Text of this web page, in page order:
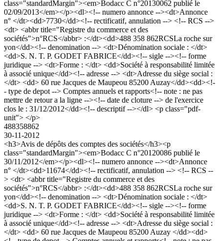
class="standardMargin"><em>Bodacc C n°20130062 publié le
02/09/2013</em></p><dl><!-- numero annonce --><dt>Annonce
n° </dt><dd>7730</dd><!-- rectificatif, annulation --> <!-- RCS -->
<dt> <abbr title="Registre du commerce et des
sociétés">n°RCS</abbr> :</dt><dd>488 358 862RCSLa roche sur
yon</dd><!-- denomination --> <dt>Dénomination sociale : </dt>
<dd>S. N. T. P. GODET FABRICE</dd><!-- sigle --><!-- forme
juridique --> <dt>Forme : </dt> <dd>Société à responsabilité limitée
à associé unique</dd><!-- adresse --> <dt>Adresse du siège social :
</dt> <dd> 60 rue Jacques de Maupeou 85200 Auzay</dd><dd><!-
- type de depot --> Comptes annuels et rapports<!-- note : ne pas
mettre de retour a la ligne --><!-- date de cloture --> de l'exercice
clos le : 31/12/2012</dd><!-- descriptif --></dl> <p class="pdf-
unit"> </p>
488358862
30-11-2012
<h3>Avis de dépôts des comptes des sociétés</h3><p
class="standardMargin"><em>Bodacc C n°20120086 publié le
30/11/2012</em></p><dl><!-- numero annonce --><dt>Annonce
n° </dt><dd>11674</dd><!-- rectificatif, annulation --> <!-- RCS --
> <dt> <abbr title="Registre du commerce et des
sociétés">n°RCS</abbr> :</dt><dd>488 358 862RCSLa roche sur
yon</dd><!-- denomination --> <dt>Dénomination sociale : </dt>
<dd>S. N. T. P. GODET FABRICE</dd><!-- sigle --><!-- forme
juridique --> <dt>Forme : </dt> <dd>Société à responsabilité limitée
à associé unique</dd><!-- adresse --> <dt>Adresse du siège social :
</dt> <dd> 60 rue Jacques de Maupeou 85200 Auzay </dd><dd>